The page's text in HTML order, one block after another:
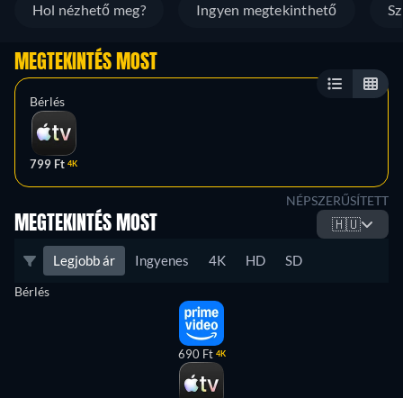
Hol nézhető meg? Ingyen megtekinthető
MEGTEKINTÉS MOST
Bérlés
799 Ft 4K
NÉPSZERŰSÍTETT
MEGTEKINTÉS MOST 🇭🇺
Legjobb ár Ingyenes 4K HD SD
Bérlés
690 Ft 4K